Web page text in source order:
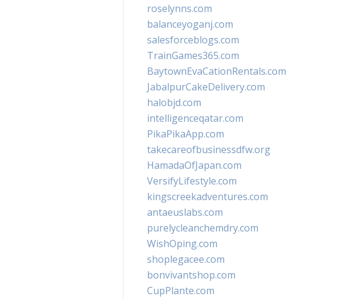
roselynns.com
balanceyoganj.com
salesforceblogs.com
TrainGames365.com
BaytownEvaCationRentals.com
JabalpurCakeDelivery.com
halobjd.com
intelligenceqatar.com
PikaPikaApp.com
takecareofbusinessdfw.org
HamadaOfJapan.com
VersifyLifestyle.com
kingscreekadventures.com
antaeuslabs.com
purelycleanchemdry.com
WishOping.com
shoplegacee.com
bonvivantshop.com
CupPlante.com